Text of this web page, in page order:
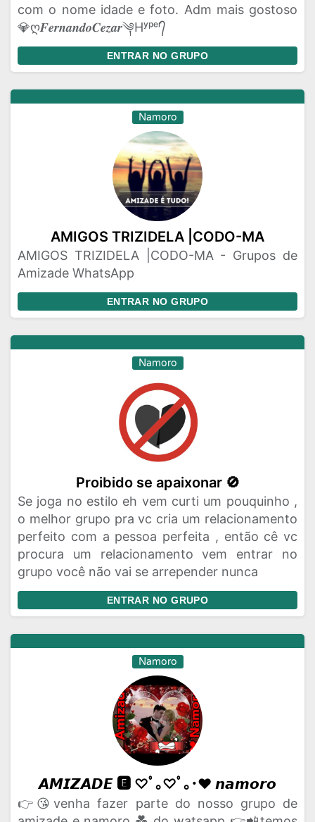
com o nome idade e foto. Adm mais gostoso
💎ღ𝑭𝒆𝒓𝒏𝒂𝒏𝒅𝒐𝑪𝒆𝒛𝒂𝒓༆Hʸᵖᵉʳ᭄
ENTRAR NO GRUPO
Namoro
AMIGOS TRIZIDELA |CODO-MA
AMIGOS TRIZIDELA |CODO-MA - Grupos de
Amizade WhatsApp
ENTRAR NO GRUPO
Namoro
Proibido se apaixonar 🚫
Se joga no estilo eh vem curti um pouquinho ,
o melhor grupo pra vc cria um relacionamento
perfeito com a pessoa perfeita , então cê vc
procura um relacionamento vem entrar no
grupo você não vai se arrepender nunca
ENTRAR NO GRUPO
Namoro
𝘼𝙈𝙄𝙕𝘼𝘿𝙀 🅴 ♡ﾟ｡♡ﾟ｡･♥ 𝙣𝙖𝙢𝙤𝙧𝙤
👉😘venha fazer parte do nosso grupo de